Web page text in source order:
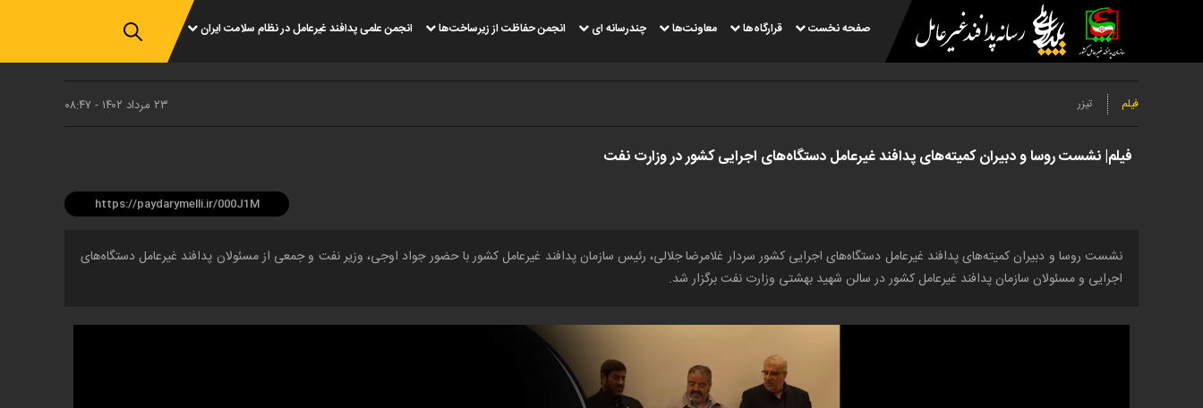
صفحه نخست قرارگاه‌ها معاونت‌ها چندرسانه ای انجمن حفاظت از زیرساخت‌ها انجمن علمی پدافند غیرعامل در نظام سلامت ایران
فیلم تیزر ۲۳ مرداد ۱۴۰۲ - ۰۸:۴۷
فیلم| نشست روسا و دبیران کمیته‌های پدافند غیرعامل دستگاه‌های اجرایی کشور در وزارت نفت
نشست روسا و دبیران کمیته‌های پدافند غیرعامل دستگاه‌های اجرایی کشور سردار غلامرضا جلالی، رئیس سازمان پدافند غیرعامل کشور با حضور جواد اوجی، وزیر نفت و جمعی از مسئولان پدافند غیرعامل دستگاه‌های
اجرایی و مسئولان سازمان پدافند غیرعامل کشور در سالن شهید بهشتی وزارت نفت برگزار شد.